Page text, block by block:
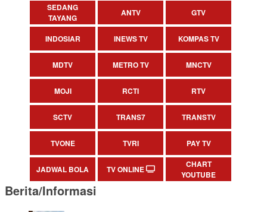
SEDANG
TAYANG
ANTV GTV
INDOSIAR INEWS TV KOMPAS TV
MDTV METRO TV MNCTV
MOJI RCTI RTV
SCTV TRANS7 TRANSTV
TVONE TVRI PAY TV
JADWAL BOLA TV ONLINE
CHART
YOUTUBE
Berita/Informasi